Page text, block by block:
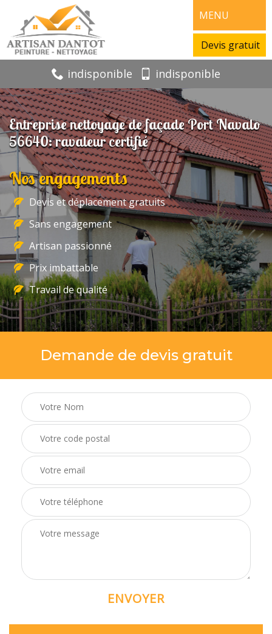
MENU
Devis gratuit
indisponible indisponible
Entreprise nettoyage de façade Port Navalo
56640: ravaleur certifié
Nos engagements
Devis et déplacement gratuits
Sans engagement
Artisan passionné
Prix imbattable
Travail de qualité
Demande de devis gratuit